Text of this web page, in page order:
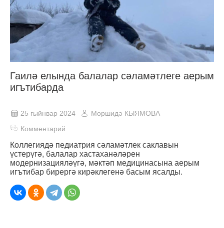
Гаилә елында балалар сәламәтлеге аерым
игътибарда
25 гыйнвар 2024
Мөршидә КЫЯМОВА
Комментарий
Коллегиядә педиатрия сәламәтлек саклавын
үстерүгә, балалар хастаханәләрен
модернизацияләүгә, мәктәп медицинасына аерым
игътибар бирергә кирәклегенә басым ясалды.